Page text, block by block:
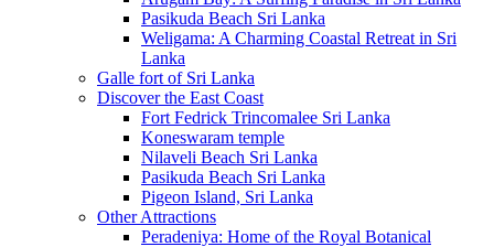
Pasikuda Beach Sri Lanka
Weligama: A Charming Coastal Retreat in Sri
Lanka
Galle fort of Sri Lanka
Discover the East Coast
Fort Fedrick Trincomalee Sri Lanka
Koneswaram temple
Nilaveli Beach Sri Lanka
Pasikuda Beach Sri Lanka
Pigeon Island, Sri Lanka
Other Attractions
Peradeniya: Home of the Royal Botanical